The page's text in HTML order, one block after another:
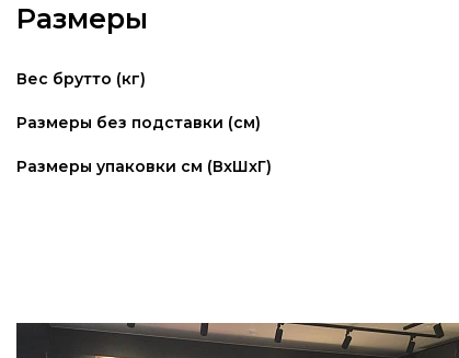
Размеры
Вес брутто (кг)
Размеры без подставки (см)
Размеры упаковки см (ВxШxГ)